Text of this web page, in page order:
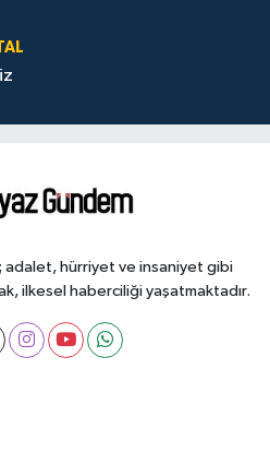
adalet, hürriyet ve insaniyet gibi
ilkesel haberciliği yaşatmaktadır.